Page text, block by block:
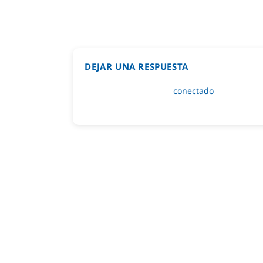
DEJAR UNA RESPUESTA
Lo siento, debes estarconectado